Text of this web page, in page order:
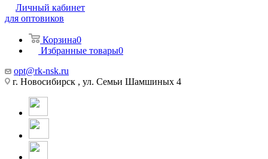
Личный кабинет
для оптовиков
Корзина0
Избранные товары0
opt@rk-nsk.ru
г. Новосибирск , ул. Семьи Шамшиных 4